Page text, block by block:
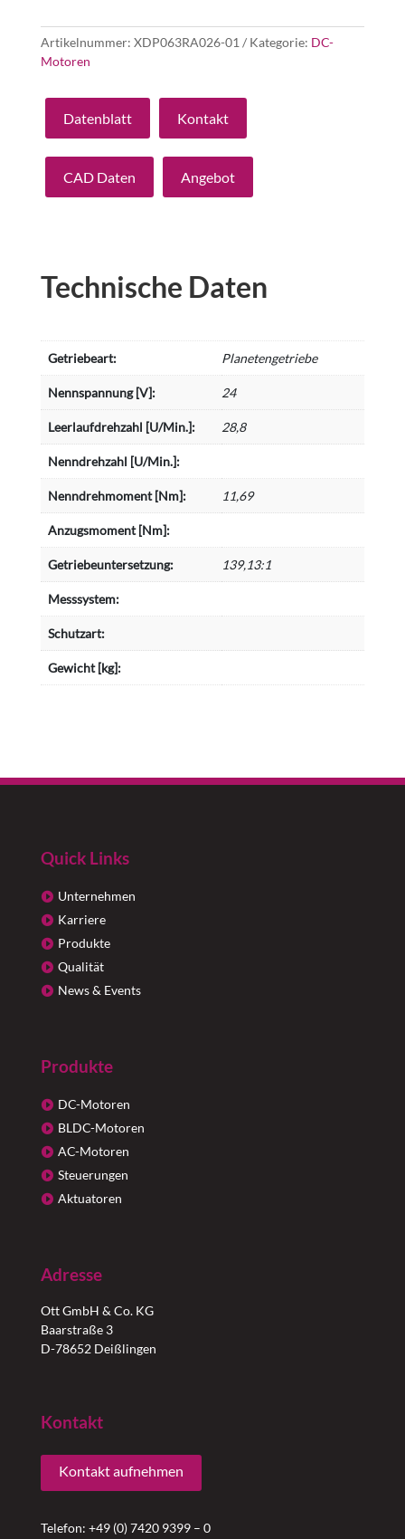
Artikelnummer: XDP063RA026-01 Kategorie: DC-
Motoren
Datenblatt Kontakt
CAD Daten Angebot
Technische Daten
Getriebeart: Planetengetriebe
Nennspannung [V]: 24
Leerlaufdrehzahl [U/Min.]: 28,8
Nenndrehzahl [U/Min.]:
Nenndrehmoment [Nm]: 11,69
Anzugsmoment [Nm]:
Getriebeuntersetzung: 139,13:1
Messsystem:
Schutzart:
Gewicht [kg]:
Quick Links
Unternehmen
Karriere
Produkte
Qualität
News & Events
Produkte
DC-Motoren
BLDC-Motoren
AC-Motoren
Steuerungen
Aktuatoren
Adresse
Ott GmbH & Co. KG
Baarstraße 3
D-78652 Deißlingen
Kontakt
Kontakt aufnehmen
Telefon: +49 (0) 7420 9399 – 0